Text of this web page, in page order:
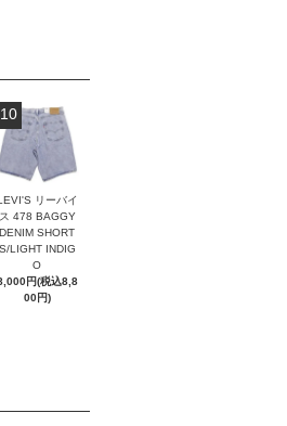
10
リーバイ
ス 478 BAGGY
DENIM SHORT
S/LIGHT INDIG
O
円(税込8,8
00円)